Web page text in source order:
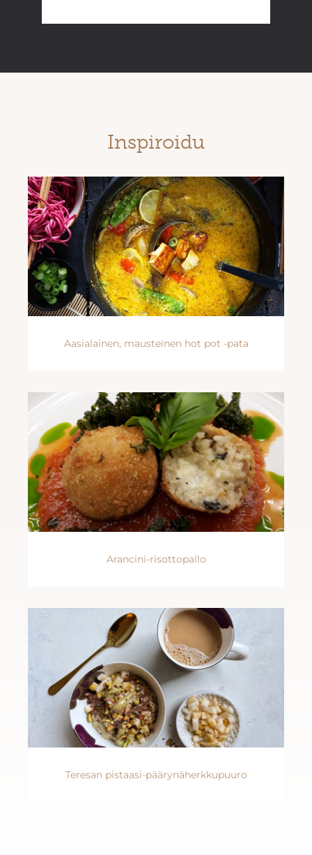
Inspiroidu
Aasialainen, mausteinen hot pot -pata
Arancini-risottopallo
Teresan pistaasi-päärynäherkkupuuro